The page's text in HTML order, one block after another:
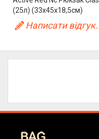
(25л) (33x45x18,5см)
Написати